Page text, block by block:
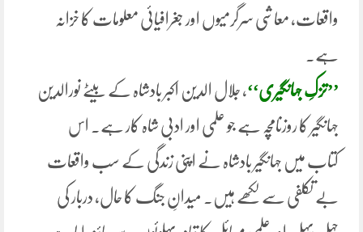
واقعات، معاشی سرگرمیوں اور جغرافیائی معلومات کا خزانہ
ہے.
’’تزکِ جہانگیری‘‘، جلال الدین اکبر بادشاہ کے بیٹے نورالدین
جہانگیر کا روزنامچہ ہے جو علمی اور ادبی شاہ کار ہے. اس
کتاب میں جہانگیر بادشاہ نے اپنی زندگی کے سب واقعات
بے تکلفی سے لکھے ہیں. میدانِ جنگ کا حال، دربار کی